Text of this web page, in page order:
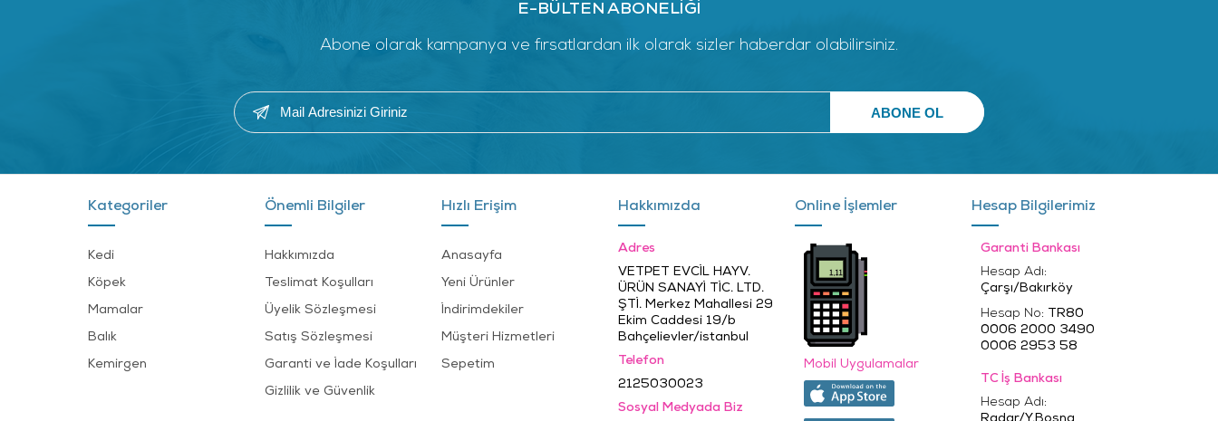
E-BÜLTEN ABONELİĞİ
Abone olarak kampanya ve fırsatlardan ilk olarak sizler haberdar olabilirsiniz.
Kategoriler
Kedi
Köpek
Mamalar
Balık
Kemirgen
Önemli Bilgiler
Hakkımızda
Teslimat Koşulları
Üyelik Sözleşmesi
Satış Sözleşmesi
Garanti ve İade Koşulları
Gizlilik ve Güvenlik
Hızlı Erişim
Anasayfa
Yeni Ürünler
İndirimdekiler
Müşteri Hizmetleri
Sepetim
Hakkımızda
Adres
VETPET EVCİL HAYV.
ÜRÜN SANAYİ TİC. LTD.
ŞTİ. Merkez Mahallesi 29
Ekim Caddesi 19/b
Bahçelievler/istanbul
Telefon
2125030023
Sosyal Medyada Biz
Online İşlemler
Mobil Uygulamalar
Hesap Bilgilerimiz
Garanti Bankası
Hesap Adı:
Çarşı/Bakırköy
Hesap No: TR80
0006 2000 3490
0006 2953 58
TC İş Bankası
Hesap Adı: